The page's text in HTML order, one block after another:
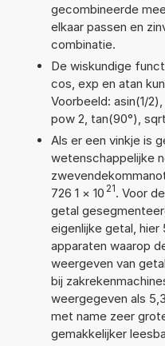
gecombineerde
elkaar passen en
combinatie.
De wiskundige
cos, exp en atan
Voorbeeld: asin(1/
pow 2, tan(90°),
Als er een vinkje is
wetenschappelijke
726 1 × 10 21. Voor
getal
eigenlijke getal, hier
apparaten waarop
weergeven van
bij
weergegeven als
met name zeer
gemakkelijker